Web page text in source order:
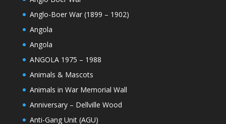
Anglo-Boer War (1899 – 1902)
Angola
Angola
ANGOLA 1975 – 1988
Animals & Mascots
Animals in War Memorial Wall
Anniversary – Dellville Wood
Anti-Gang Unit (AGU)